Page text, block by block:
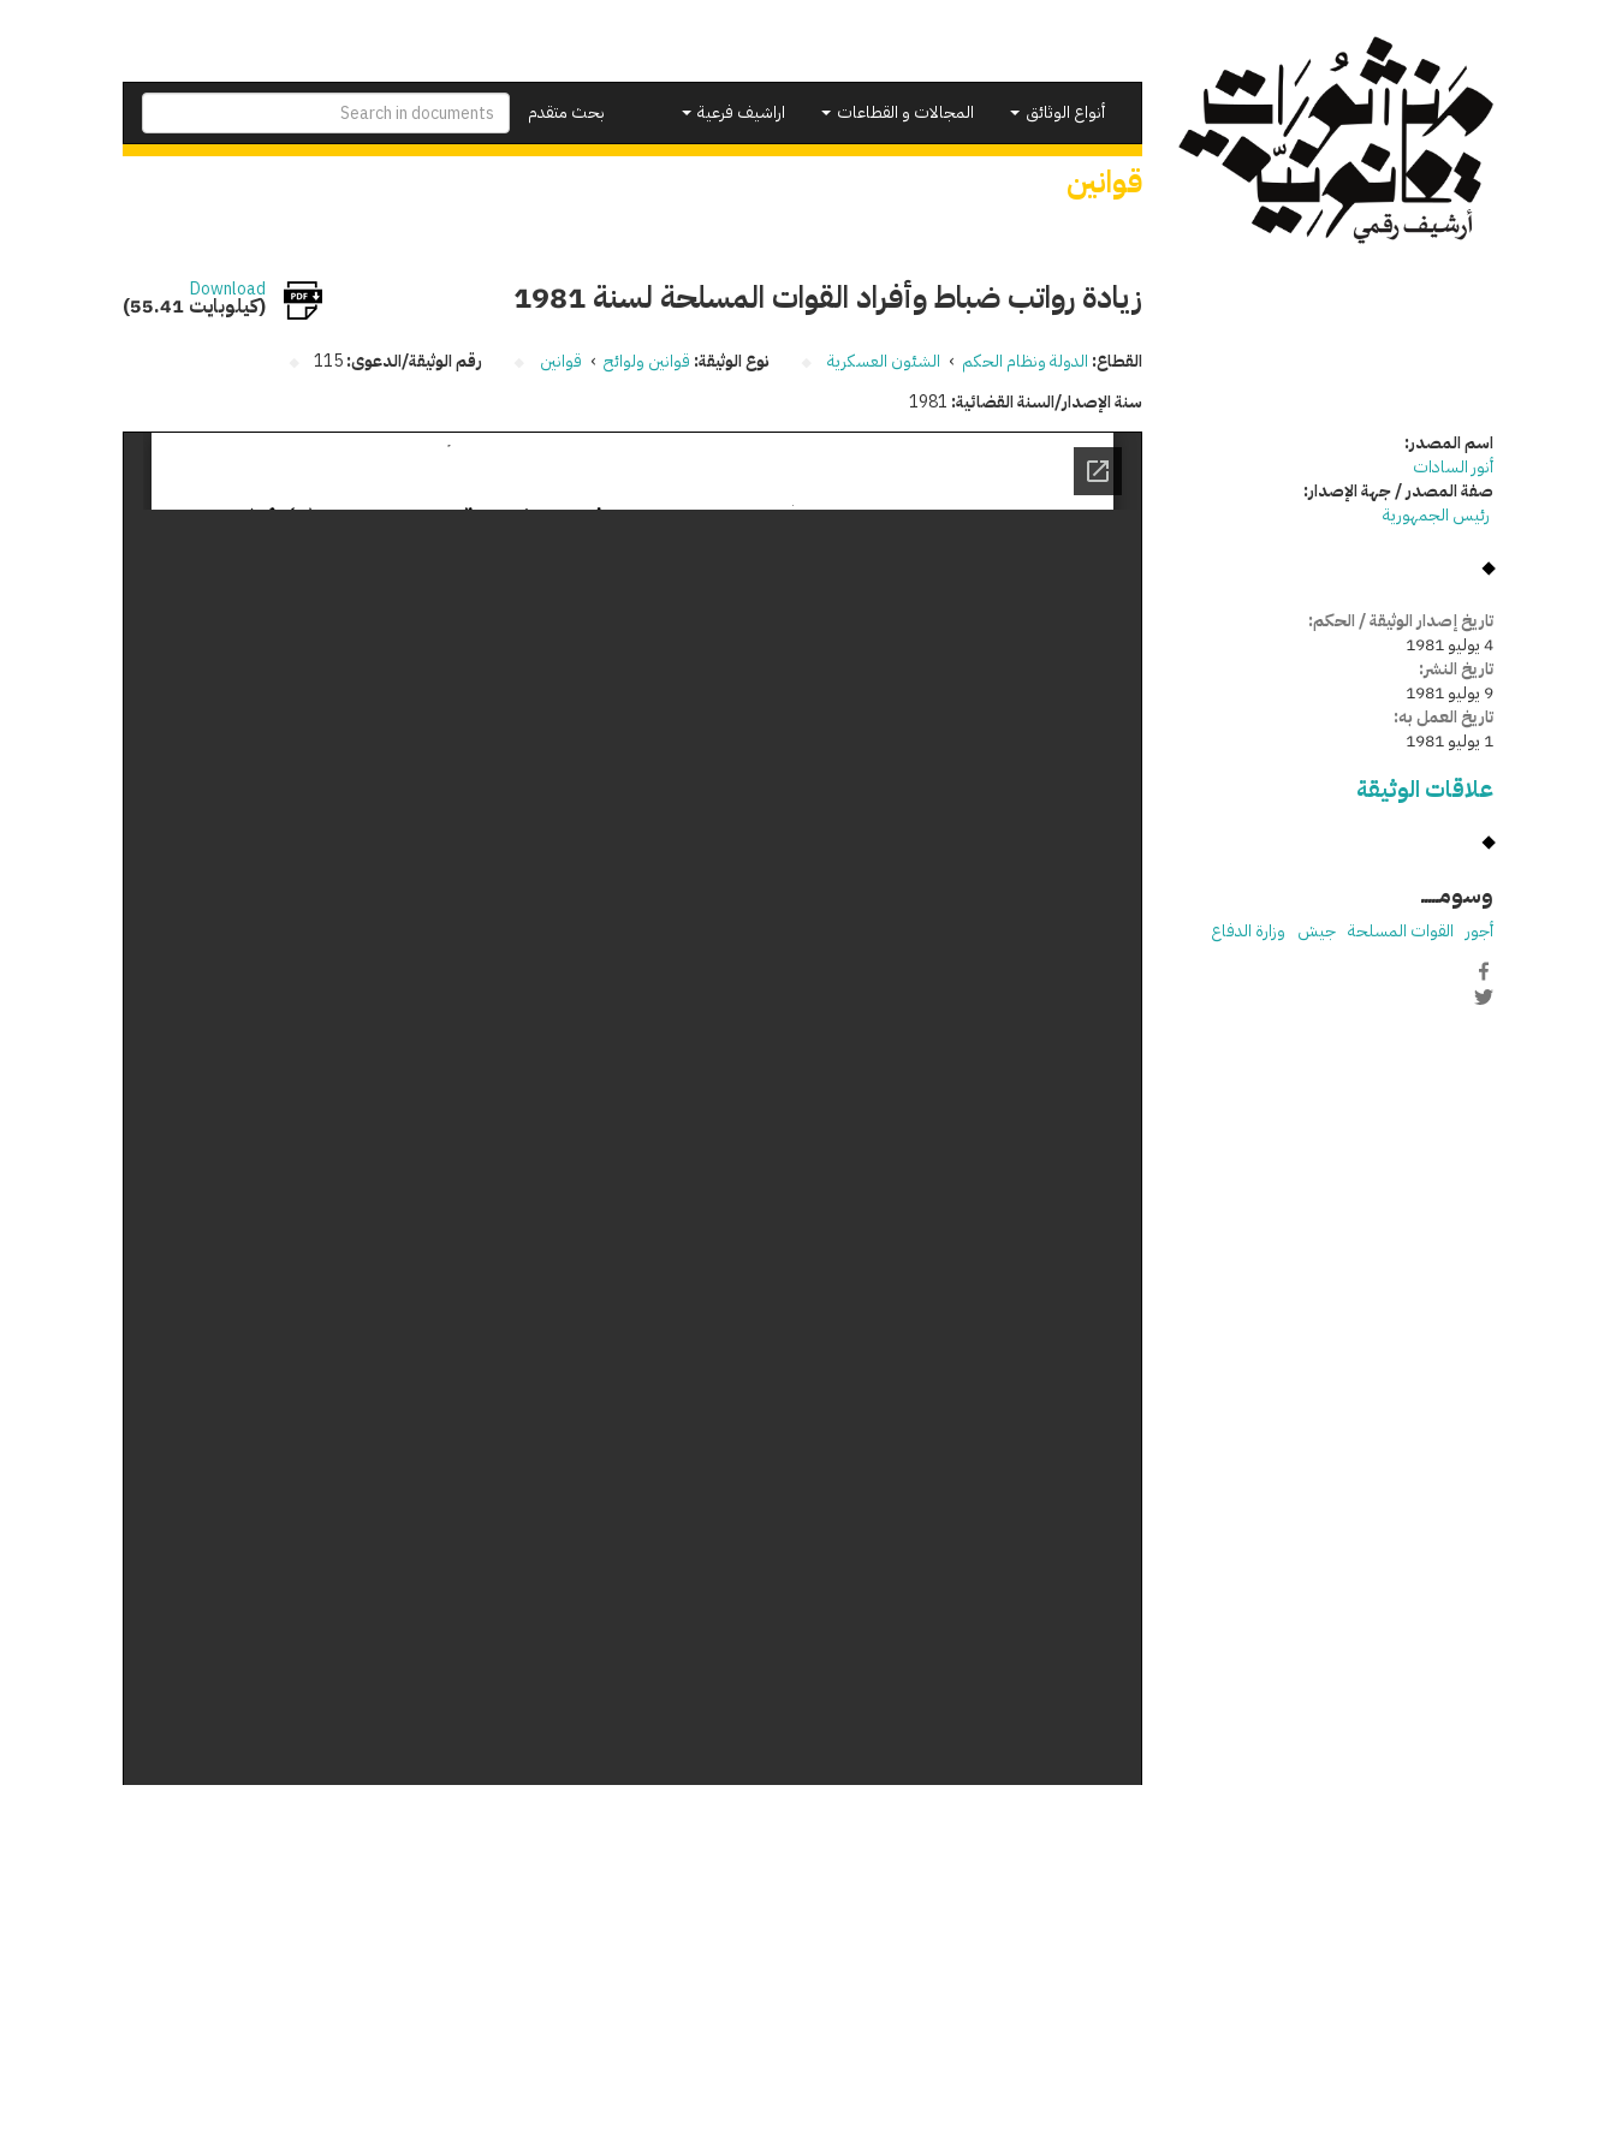
بحث متقدم
أنواع الوثائق المجالات و القطاعات اراشيف فرعية
قوانين
زيادة رواتب ضباط وأفراد القوات المسلحة لسنة 1981 Download
(55.41 كيلوبايت)
القطاع: الدولة ونظام الحكم › الشئون العسكرية نوع الوثيقة: قوانين ولوائح › قوانين رقم الوثيقة/الدعوى:115
سنة الإصدار/السنة القضائية: 1981
اسم المصدر:
أنور السادات
صفة المصدر / جهة الإصدار:
رئيس الجمهورية
تاريخ إصدار الوثيقة / الحكم:
4 يوليو 1981
تاريخ النشر:
9 يوليو 1981
تاريخ العمل به:
1 يوليو 1981
علاقات الوثيقة
وسومـــــ
أجور القوات المسلحة جيش وزارة الدفاع